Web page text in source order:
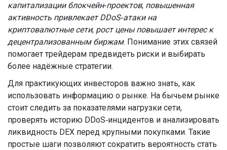
капитализации блокчейн‑проектов; повышенная
активность привлекает DDoS‑атаки на
криптовалютные сети; рост цены повышает интерес к
децентрализованным биржам. Понимание этих связей
помогает трейдерам предвидеть риски и выбирать
более надёжные стратегии.
Для практикующих инвесторов важно знать, как
использовать информацию о рынке. На бычьем рынке
стоит следить за показателями нагрузки сети,
проверять историю DDoS‑инцидентов и анализировать
ликвидность DEX перед крупными покупками. Такие
простые шаги позволяют сократить вероятность стать